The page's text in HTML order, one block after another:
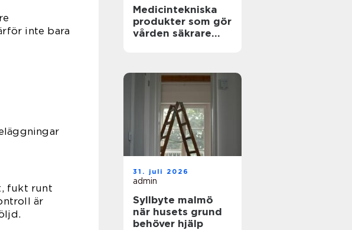
inte bara
fukt runt
är
Medicintekniska
produkter som gör
vården säkrare
31. juli 2026
admin
Syllbyte malmö
när husets grund
behöver hjälp